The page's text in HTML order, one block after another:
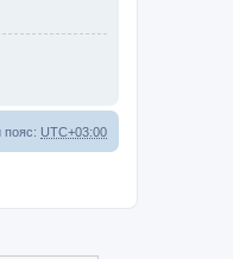
пояс: UTC+03:00